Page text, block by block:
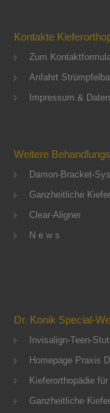
Kontakte
Zum
Anfahrt
Impressum &
Weitere
Damon-Bracket-
Ganzheitliche
Clear-Aligner
N e w s
Dr. Konik Special-
Invisalign-Teen-
Homepage Praxis
Kieferorthopädie
Ganzheitliche